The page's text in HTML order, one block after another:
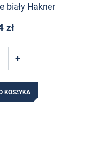
biały Hakner
zł
KOSZYKA